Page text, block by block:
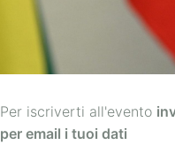
Per iscriverti all'evento
per email i tuoi dati